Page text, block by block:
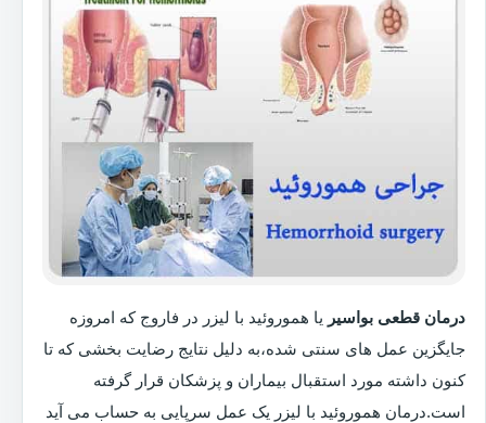
درمان قطعی بواسیر یا هموروئید با لیزر در فاروج که امروزه
جایگزین عمل های سنتی شده،به دلیل نتایج رضایت بخشی که تا
کنون داشته مورد استقبال بیماران و پزشکان قرار گرفته
است.درمان هموروئید با لیزر یک عمل سرپایی به حساب می آید